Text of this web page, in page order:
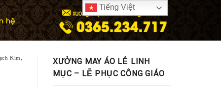
hệ
Kim
XƯỞNG MAY ÁO LỄ LINH
MỤC – LỄ PHỤC CÔNG GIÁO
Tiếng Việt